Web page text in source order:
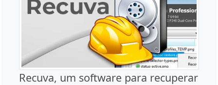
Recuva, um software para recuperar